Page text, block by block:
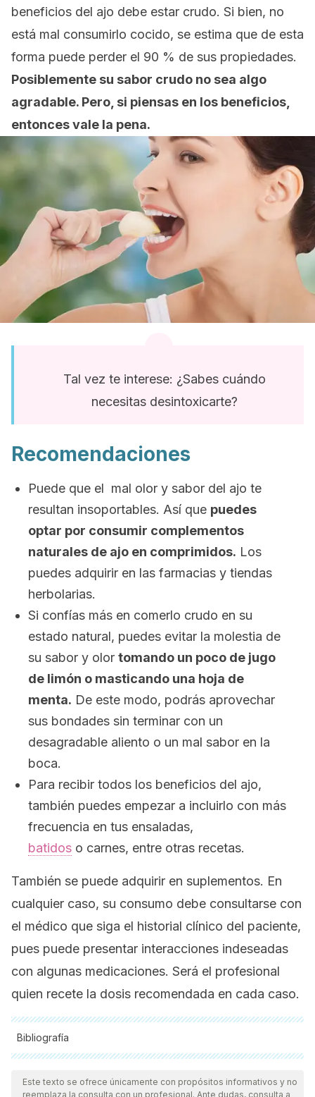
beneficios del ajo debe estar crudo. Si bien, no
está mal consumirlo cocido, se estima que de esta
forma puede perder el 90 % de sus propiedades.
Posiblemente su sabor crudo no sea algo
agradable. Pero, si piensas en los beneficios,
entonces vale la pena.
Tal vez te interese: ¿Sabes cuándo
necesitas desintoxicarte?
Recomendaciones
Puede que el mal olor y sabor del ajo te
resultan insoportables. Así que puedes
optar por consumir complementos
naturales de ajo en comprimidos. Los
puedes adquirir en las farmacias y tiendas
herbolarias.
Si confías más en comerlo crudo en su
estado natural, puedes evitar la molestia de
su sabor y olor tomando un poco de jugo
de limón o masticando una hoja de
menta. De este modo, podrás aprovechar
sus bondades sin terminar con un
desagradable aliento o un mal sabor en la
boca.
Para recibir todos los beneficios del ajo,
también puedes empezar a incluirlo con más
frecuencia en tus ensaladas,
batidos o carnes, entre otras recetas.
También se puede adquirir en suplementos. En
cualquier caso, su consumo debe consultarse con
el médico que siga el historial clínico del paciente,
pues puede presentar interacciones indeseadas
con algunas medicaciones. Será el profesional
quien recete la dosis recomendada en cada caso.
Bibliografía
Todas las fuentes citadas fueron revisadas a profundidad por
nuestro equipo, para asegurar su calidad, confiabilidad,
Este texto se ofrece únicamente con propósitos informativos y no
reemplaza la consulta con un profesional. Ante dudas, consulta a